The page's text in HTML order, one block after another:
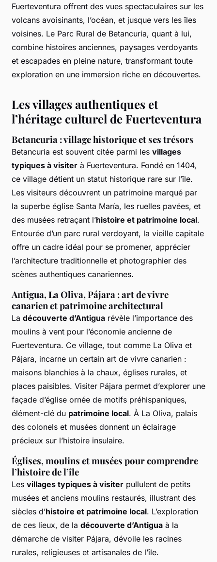
Fuerteventura offrent des vues spectaculaires sur les
volcans avoisinants, l’océan, et jusque vers les îles
voisines. Le Parc Rural de Betancuria, quant à lui,
combine histoires anciennes, paysages verdoyants
et escapades en pleine nature, transformant toute
exploration en une immersion riche en découvertes.
Les villages authentiques et
l’héritage culturel de Fuerteventura
Betancuria : village historique et ses trésors
Betancuria est souvent citée parmi les villages
typiques à visiter à Fuerteventura. Fondé en 1404,
ce village détient un statut historique rare sur l’île.
Les visiteurs découvrent un patrimoine marqué par
la superbe église Santa María, les ruelles pavées, et
des musées retraçant l’histoire et patrimoine local.
Entourée d’un parc rural verdoyant, la vieille capitale
offre un cadre idéal pour se promener, apprécier
l’architecture traditionnelle et photographier des
scènes authentiques canariennes.
Antigua, La Oliva, Pájara : art de vivre
canarien et patrimoine architectural
La découverte d’Antigua révèle l’importance des
moulins à vent pour l’économie ancienne de
Fuerteventura. Ce village, tout comme La Oliva et
Pájara, incarne un certain art de vivre canarien :
maisons blanchies à la chaux, églises rurales, et
places paisibles. Visiter Pájara permet d’explorer une
façade d’église ornée de motifs préhispaniques,
élément-clé du patrimoine local. À La Oliva, palais
des colonels et musées donnent un éclairage
précieux sur l’histoire insulaire.
Églises, moulins et musées pour comprendre
l’histoire de l’île
Les villages typiques à visiter pullulent de petits
musées et anciens moulins restaurés, illustrant des
siècles d’histoire et patrimoine local. L’exploration
de ces lieux, de la découverte d’Antigua à la
démarche de visiter Pájara, dévoile les racines
rurales, religieuses et artisanales de l’île.